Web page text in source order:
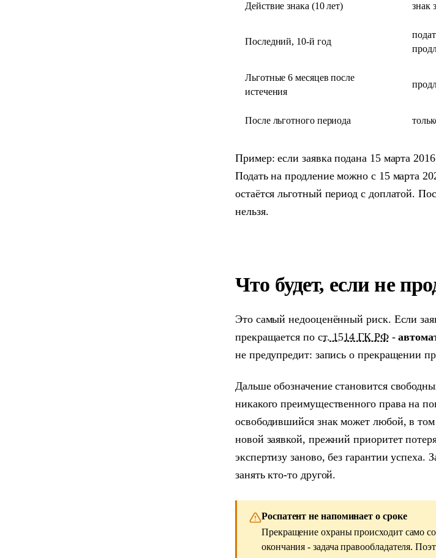
Действие знака (10 лет) знак
Последний, 10-й год
Льготные 6 месяцев после
истечения
После льготного периода
Пример: если заявка подана 15 марта
Подать на продление можно с 15 марта
остаётся льготный период с доплатой.
нельзя.
Что будет, если не
Это самый недооценённый риск. Если
прекращается по ст. 1514 ГК РФ-
не предупредит: запись о прекращении
Дальше обозначение становится
никакого преимущественного права на
освободившийся знак может любой, в
новой заявкой, прежний приоритет
экспертизу заново, без гарантии успеха.
занять кто-то другой.
Роспатент не напоминает о сроке
Прекращение охраны происходит само
окончания - задача правообладателя.